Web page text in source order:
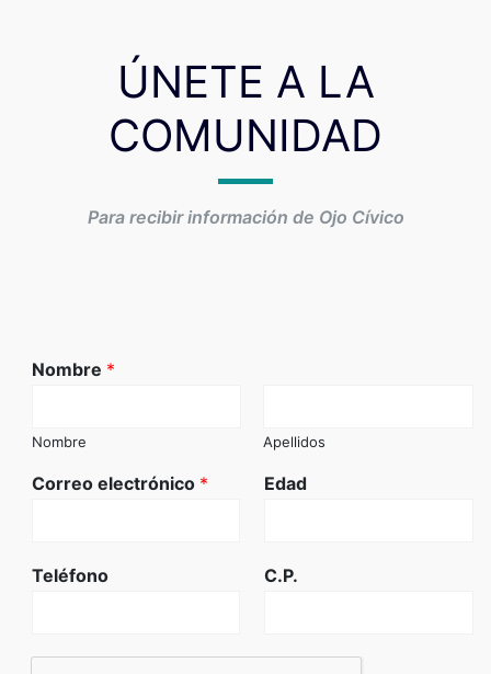
ÚNETE A LA
COMUNIDAD
Para recibir información de Ojo Cívico
Nombre *
Nombre Apellidos
Correo electrónico * Edad
Teléfono C.P.